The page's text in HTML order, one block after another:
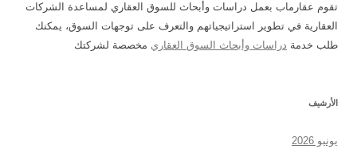
تقوم عقارماب بعمل دراسات وأبحاث للسوق العقاري لمساعدة الشركات
العقارية في تطوير استراتيجياتهم والتعرف على توجهات السوق، يمكنك
طلب خدمة دراسات وأبحاث السوق العقاري مخصصة لشركتك
الأرشيف
يونيو 2026